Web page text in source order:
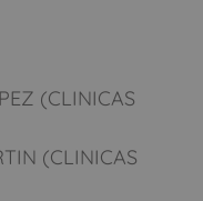
(CLINICAS
(CLINICAS